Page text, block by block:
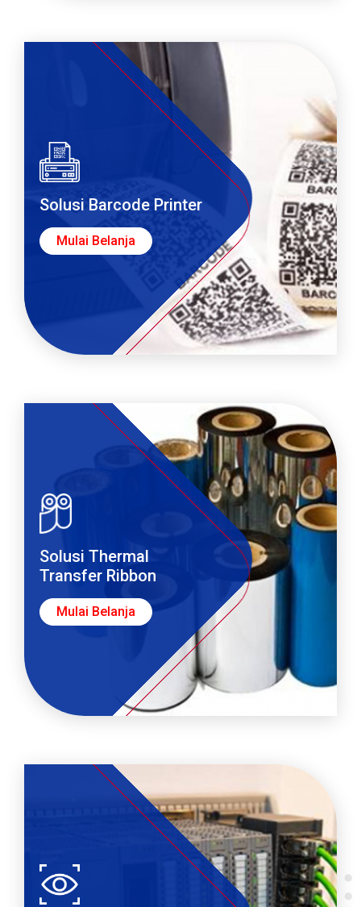
Solusi Barcode Printer
Mulai Belanja
Solusi Thermal
Transfer Ribbon
Mulai Belanja